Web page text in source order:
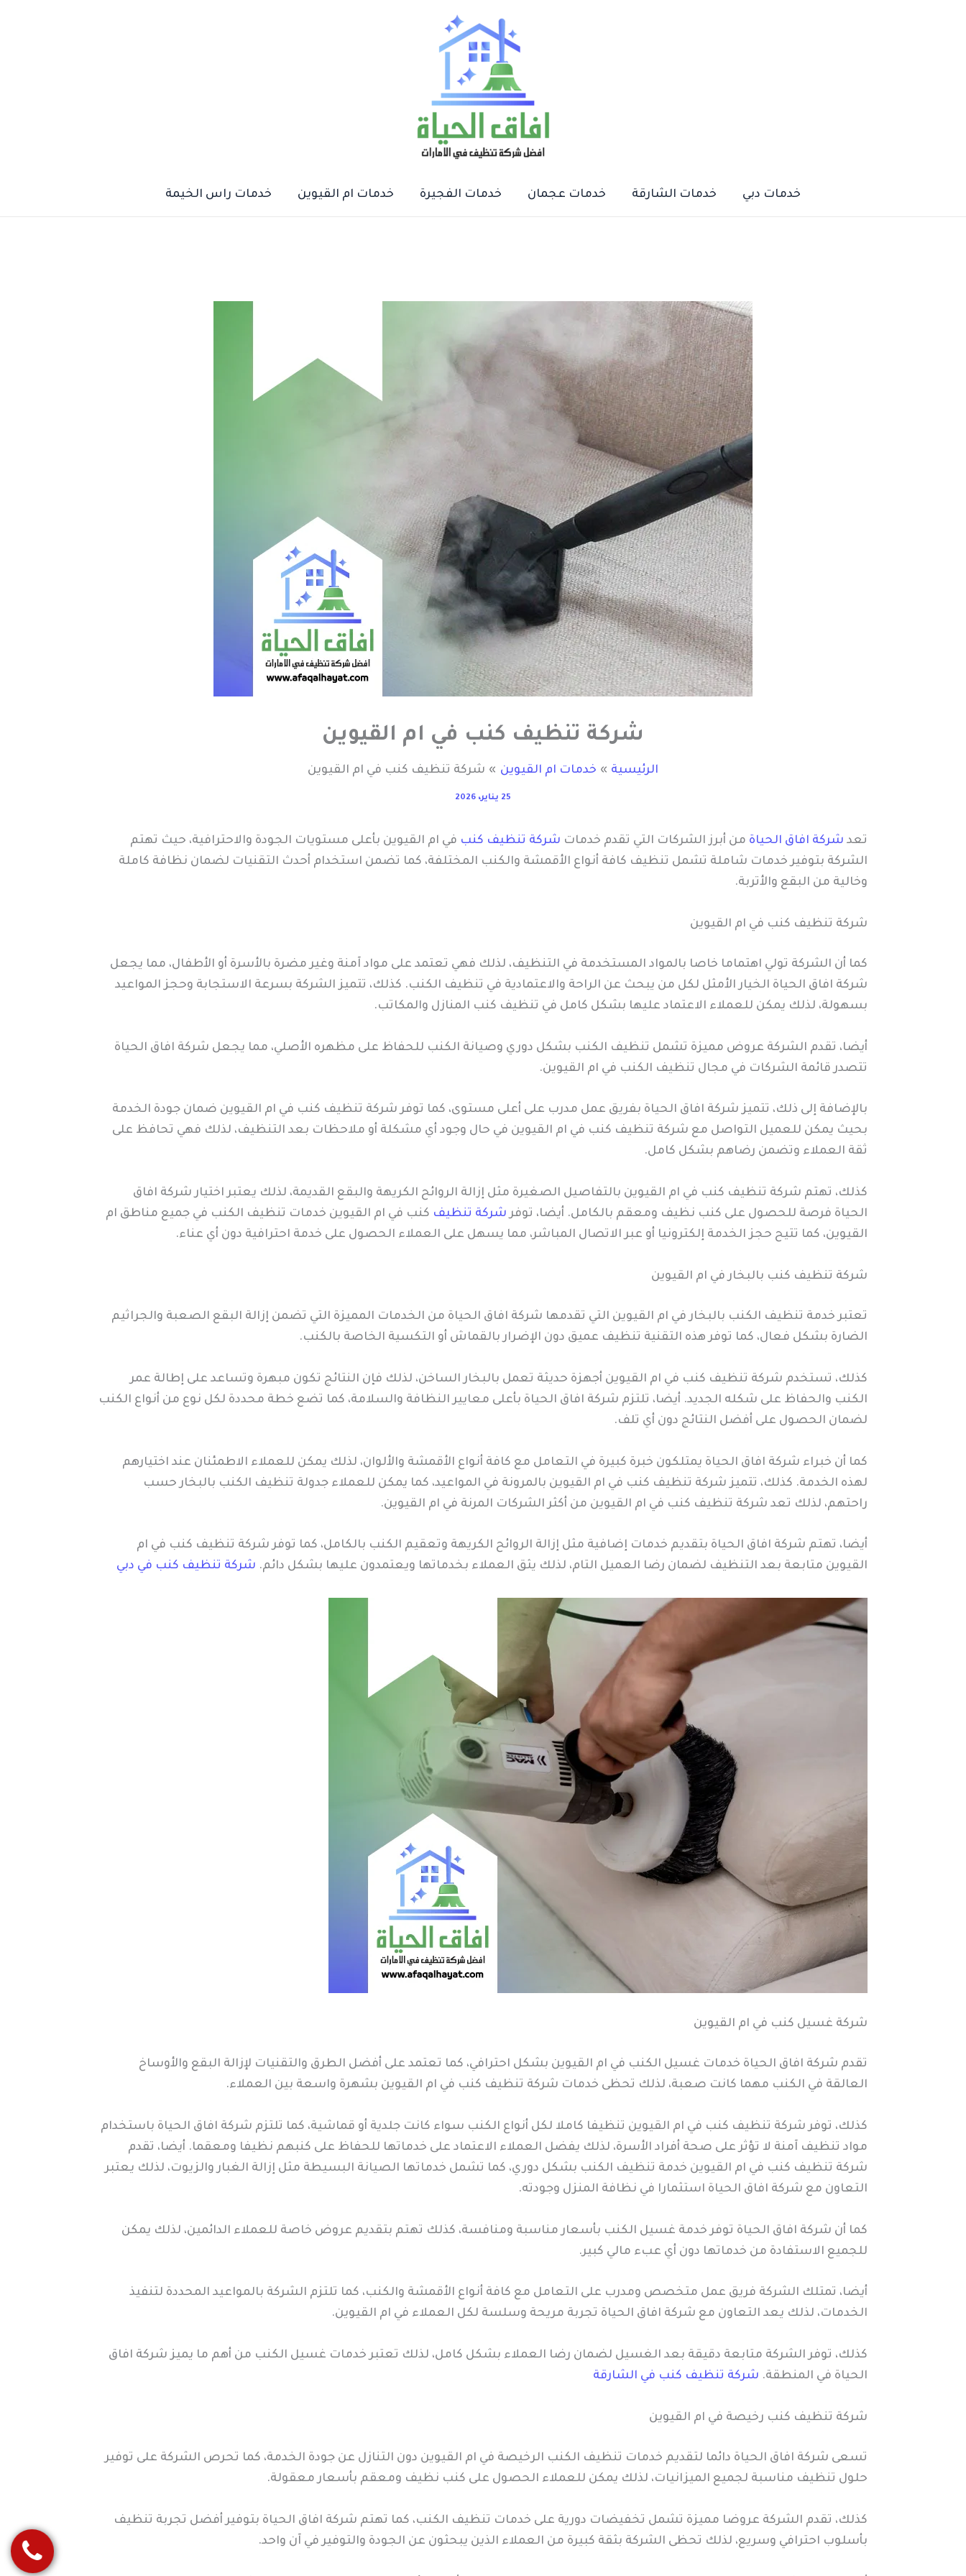
خدمات دبي خدمات الشارقة خدمات عجمان خدمات الفجيرة خدمات ام القيوين خدمات راس الخيمة
شركة تنظيف كنب في ام القيوين
الرئيسية خدمات ام القيوين شركة تنظيف كنب في ام القيوين
25 يناير، 2026
تعد شركة افاق الحياة من أبرز الشركات التي تقدم خدمات شركة تنظيف كنب في ام القيوين بأعلى مستويات الجودة والاحترافية، حيث تهتم
الشركة بتوفير خدمات شاملة تشمل تنظيف كافة أنواع الأقمشة والكنب المختلفة، كما تضمن استخدام أحدث التقنيات لضمان نظافة كاملة
وخالية من البقع والأتربة.
شركة تنظيف كنب في ام القيوين
كما أن الشركة تولي اهتماما خاصا بالمواد المستخدمة في التنظيف، لذلك فهي تعتمد على مواد آمنة وغير مضرة بالأسرة أو الأطفال، مما يجعل
شركة افاق الحياة الخيار الأمثل لكل من يبحث عن الراحة والاعتمادية في تنظيف الكنب. كذلك، تتميز الشركة بسرعة الاستجابة وحجز المواعيد
بسهولة، لذلك يمكن للعملاء الاعتماد عليها بشكل كامل في تنظيف كنب المنازل والمكاتب.
أيضا، تقدم الشركة عروض مميزة تشمل تنظيف الكنب بشكل دوري وصيانة الكنب للحفاظ على مظهره الأصلي، مما يجعل شركة افاق الحياة
تتصدر قائمة الشركات في مجال تنظيف الكنب في ام القيوين.
بالإضافة إلى ذلك، تتميز شركة افاق الحياة بفريق عمل مدرب على أعلى مستوى، كما توفر شركة تنظيف كنب في ام القيوين ضمان جودة الخدمة
بحيث يمكن للعميل التواصل مع شركة تنظيف كنب في ام القيوين في حال وجود أي مشكلة أو ملاحظات بعد التنظيف، لذلك فهي تحافظ على
ثقة العملاء وتضمن رضاهم بشكل كامل.
كذلك، تهتم شركة تنظيف كنب في ام القيوين بالتفاصيل الصغيرة مثل إزالة الروائح الكريهة والبقع القديمة، لذلك يعتبر اختيار شركة افاق
الحياة فرصة للحصول على كنب نظيف ومعقم بالكامل. أيضا، توفرشركة تنظيف كنب في ام القيوين خدمات تنظيف الكنب في جميع مناطق ام
القيوين، كما تتيح حجز الخدمة إلكترونيا أو عبر الاتصال المباشر، مما يسهل على العملاء الحصول على خدمة احترافية دون أي عناء.
شركة تنظيف كنب بالبخار في ام القيوين
تعتبر خدمة تنظيف الكنب بالبخار في ام القيوين التي تقدمها شركة افاق الحياة من الخدمات المميزة التي تضمن إزالة البقع الصعبة والجراثيم
الضارة بشكل فعال، كما توفر هذه التقنية تنظيف عميق دون الإضرار بالقماش أو التكسية الخاصة بالكنب.
كذلك، تستخدم شركة تنظيف كنب في ام القيوين أجهزة حديثة تعمل بالبخار الساخن، لذلك فإن النتائج تكون مبهرة وتساعد على إطالة عمر
الكنب والحفاظ على شكله الجديد. أيضا، تلتزم شركة افاق الحياة بأعلى معايير النظافة والسلامة، كما تضع خطة محددة لكل نوع من أنواع الكنب
لضمان الحصول على أفضل النتائج دون أي تلف.
كما أن خبراء شركة افاق الحياة يمتلكون خبرة كبيرة في التعامل مع كافة أنواع الأقمشة والألوان، لذلك يمكن للعملاء الاطمئنان عند اختيارهم
لهذه الخدمة. كذلك، تتميز شركة تنظيف كنب في ام القيوين بالمرونة في المواعيد، كما يمكن للعملاء جدولة تنظيف الكنب بالبخار حسب
راحتهم، لذلك تعد شركة تنظيف كنب في ام القيوين من أكثر الشركات المرنة في ام القيوين.
أيضا، تهتم شركة افاق الحياة بتقديم خدمات إضافية مثل إزالة الروائح الكريهة وتعقيم الكنب بالكامل، كما توفر شركة تنظيف كنب في ام
القيوين متابعة بعد التنظيف لضمان رضا العميل التام، لذلك يثق العملاء بخدماتها ويعتمدون عليها بشكل دائم. شركة تنظيف كنب في دبي
شركة غسيل كنب في ام القيوين
تقدم شركة افاق الحياة خدمات غسيل الكنب في ام القيوين بشكل احترافي، كما تعتمد على أفضل الطرق والتقنيات لإزالة البقع والأوساخ
العالقة في الكنب مهما كانت صعبة، لذلك تحظى خدمات شركة تنظيف كنب في ام القيوين بشهرة واسعة بين العملاء.
كذلك، توفر شركة تنظيف كنب في ام القيوين تنظيفا كاملا لكل أنواع الكنب سواء كانت جلدية أو قماشية، كما تلتزم شركة افاق الحياة باستخدام
مواد تنظيف آمنة لا تؤثر على صحة أفراد الأسرة، لذلك يفضل العملاء الاعتماد على خدماتها للحفاظ على كنبهم نظيفا ومعقما. أيضا، تقدم
شركة تنظيف كنب في ام القيوين خدمة تنظيف الكنب بشكل دوري، كما تشمل خدماتها الصيانة البسيطة مثل إزالة الغبار والزيوت، لذلك يعتبر
التعاون مع شركة افاق الحياة استثمارا في نظافة المنزل وجودته.
كما أن شركة افاق الحياة توفر خدمة غسيل الكنب بأسعار مناسبة ومنافسة، كذلك تهتم بتقديم عروض خاصة للعملاء الدائمين، لذلك يمكن
للجميع الاستفادة من خدماتها دون أي عبء مالي كبير.
أيضا، تمتلك الشركة فريق عمل متخصص ومدرب على التعامل مع كافة أنواع الأقمشة والكنب، كما تلتزم الشركة بالمواعيد المحددة لتنفيذ
الخدمات، لذلك يعد التعاون مع شركة افاق الحياة تجربة مريحة وسلسة لكل العملاء في ام القيوين.
كذلك، توفر الشركة متابعة دقيقة بعد الغسيل لضمان رضا العملاء بشكل كامل، لذلك تعتبر خدمات غسيل الكنب من أهم ما يميز شركة افاق
الحياة في المنطقة. شركة تنظيف كنب في الشارقة
شركة تنظيف كنب رخيصة في ام القيوين
تسعى شركة افاق الحياة دائما لتقديم خدمات تنظيف الكنب الرخيصة في ام القيوين دون التنازل عن جودة الخدمة، كما تحرص الشركة على توفير
حلول تنظيف مناسبة لجميع الميزانيات، لذلك يمكن للعملاء الحصول على كنب نظيف ومعقم بأسعار معقولة.
كذلك، تقدم الشركة عروضا مميزة تشمل تخفيضات دورية على خدمات تنظيف الكنب، كما تهتم شركة افاق الحياة بتوفير أفضل تجربة تنظيف
بأسلوب احترافي وسريع، لذلك تحظى الشركة بثقة كبيرة من العملاء الذين يبحثون عن الجودة والتوفير في آن واحد.